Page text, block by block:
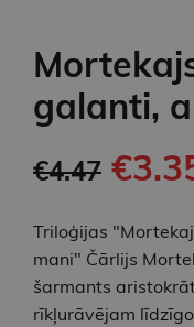
galanti,
€4.47
Triloģijas
mani" Čārlijs
šarmants
rīkļurāvējam